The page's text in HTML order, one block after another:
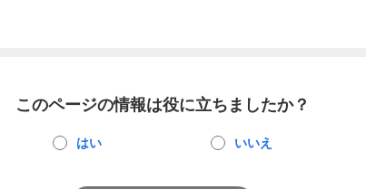
このページの情報は役に立ちましたか？
はい いいえ